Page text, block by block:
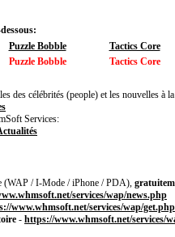
Puzzle Bobble Tactics Core
Puzzle Bobble Tactics Core
des célébrités (people) et les nouvelles à
Services:
(WAP / I-Mode / iPhone / PDA),
services/wap/news.php
www.whmsoft.net/services/wap/get.php
- https://www.whmsoft.net/services/